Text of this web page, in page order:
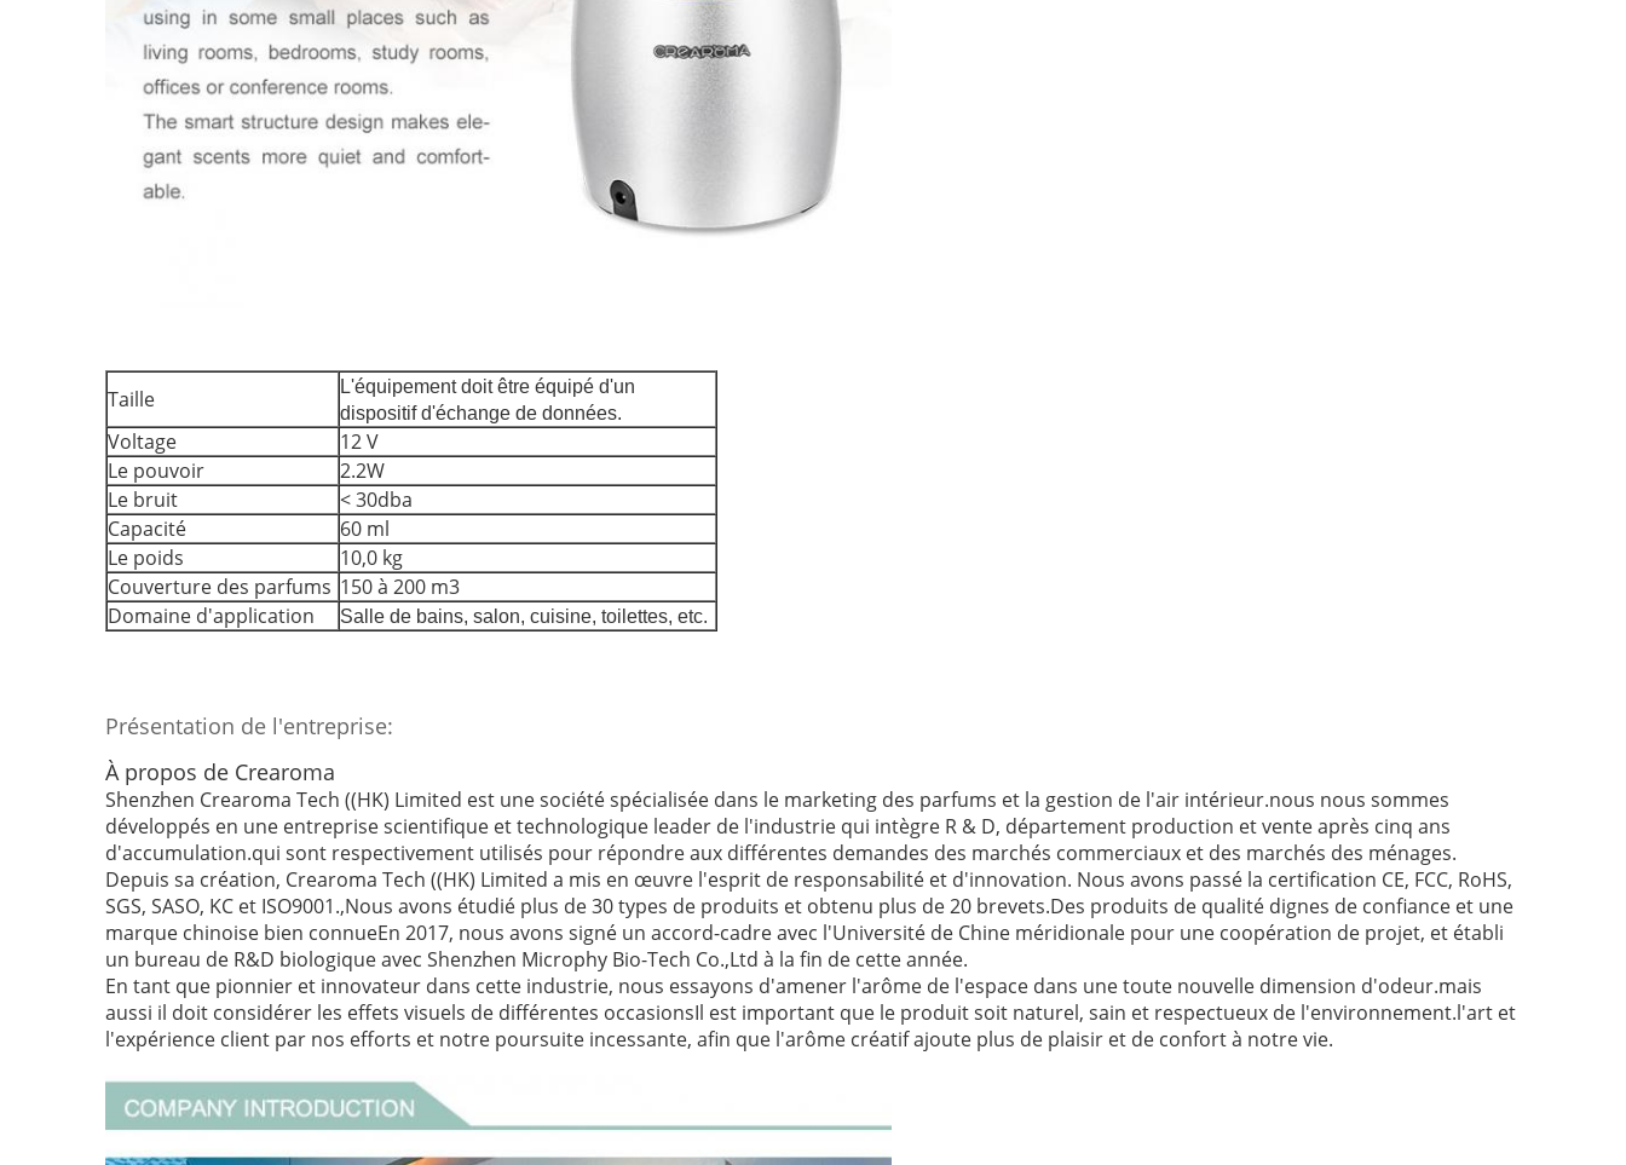
Taille
L'équipement doit être équipé d'un
dispositif d'échange de données.
Voltage
12 V
Le pouvoir
2.2W
Le bruit
< 30dba
Capacité
60 ml
Le poids
10,0 kg
Couverture des parfums 150 à 200 m3
Domaine d'application
Salle de bains, salon, cuisine, toilettes, etc.
Présentation de l'entreprise:
À propos de Crearoma
Shenzhen Crearoma Tech ((HK) Limited est une société spécialisée dans le marketing des parfums et la gestion de l'air intérieur.nous nous sommes
développés en une entreprise scientifique et technologique leader de l'industrie qui intègre R & D, département production et vente après cinq ans
d'accumulation.qui sont respectivement utilisés pour répondre aux différentes demandes des marchés commerciaux et des marchés des ménages.
Depuis sa création, Crearoma Tech ((HK) Limited a mis en œuvre l'esprit de responsabilité et d'innovation. Nous avons passé la certification CE, FCC, RoHS,
SGS, SASO, KC et ISO9001.,Nous avons étudié plus de 30 types de produits et obtenu plus de 20 brevets.Des produits de qualité dignes de confiance et une
marque chinoise bien connueEn 2017, nous avons signé un accord-cadre avec l'Université de Chine méridionale pour une coopération de projet, et établi
un bureau de R&D biologique avec Shenzhen Microphy Bio-Tech Co.,Ltd à la fin de cette année.
En tant que pionnier et innovateur dans cette industrie, nous essayons d'amener l'arôme de l'espace dans une toute nouvelle dimension d'odeur.mais
aussi il doit considérer les effets visuels de différentes occasionsIl est important que le produit soit naturel, sain et respectueux de l'environnement.l'art et
l'expérience client par nos efforts et notre poursuite incessante, afin que l'arôme créatif ajoute plus de plaisir et de confort à notre vie.